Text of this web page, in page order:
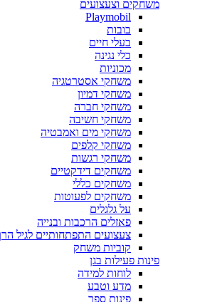
משחקים וצעצועים
Playmobil
בובות
בעלי חיים
כלי נגינה
מכוניות
משחקי אסטרטגיה
משחקי דמיון
משחקי חברה
משחקי חשיבה
משחקי מים ואמבטיה
משחקי קלפים
משחקי רגשות
משחקים דידקטיים
משחקים כללי
משחקים לפעוטות
על גלגלים
פאזלים הרכבות ובנייה
צעצועים התפתחותיים לגיל
קוביות משחק
פינות פעילות בגן
לוחות למידה
מדע וטבע
פינות ספר